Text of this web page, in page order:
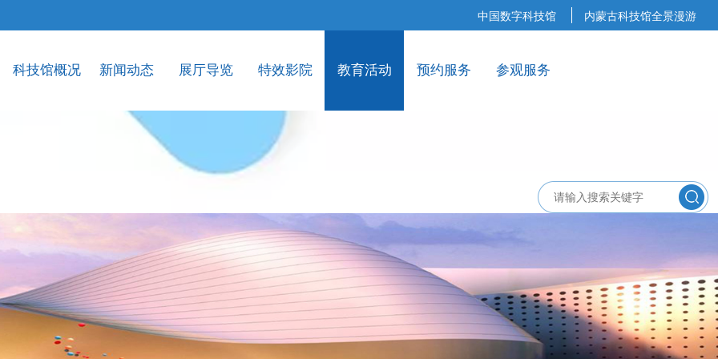
中国数字科技馆 内蒙古科技馆全景漫游
科技馆概况 新闻动态 展厅导览 特效影院 教育活动 预约服务 参观服务